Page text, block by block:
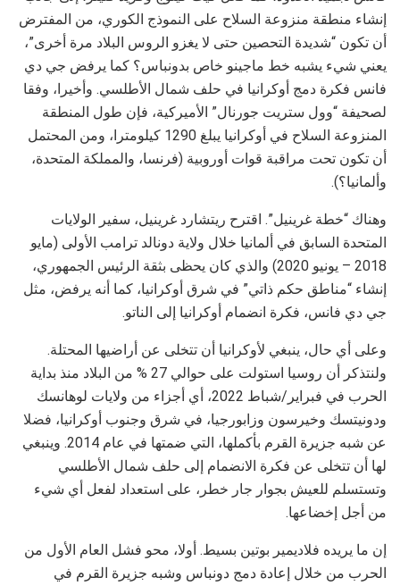
إنشاء منطقة منزوعة السلاح على النموذج الكوري، من المفترض
أن تكون “شديدة التحصين حتى لا يغزو الروس البلاد مرة أخرى”،
يعني شيء يشبه خط ماجينو خاص بدونباس؟ كما يرفض جي دي
فانس فكرة دمج أوكرانيا في حلف شمال الأطلسي. وأخيرا، وفقا
لصحيفة “وول ستريت جورنال” الأميركية، فإن طول المنطقة
المنزوعة السلاح في أوكرانيا يبلغ 1290 كيلومترا، ومن المحتمل
أن تكون تحت مراقبة قوات أوروبية (فرنسا، والمملكة المتحدة،
وألمانيا؟).
وهناك “خطة غرينيل”. اقترح ريتشارد غرينيل، سفير الولايات
المتحدة السابق في ألمانيا خلال ولاية دونالد ترامب الأولى (مايو
2018 – يونيو 2020) والذي كان يحظى بثقة الرئيس الجمهوري،
إنشاء “مناطق حكم ذاتي” في شرق أوكرانيا، كما أنه يرفض، مثل
جي دي فانس، فكرة انضمام أوكرانيا إلى الناتو.
وعلى أي حال، ينبغي لأوكرانيا أن تتخلى عن أراضيها المحتلة.
ولنتذكر أن روسيا استولت على حوالي 27 % من البلاد منذ بداية
الحرب في فبراير/شباط 2022، أي أجزاء من ولايات لوهانسك
ودونيتسك وخيرسون وزابورجيا، في شرق وجنوب أوكرانيا، فضلا
عن شبه جزيرة القرم بأكملها، التي ضمتها في عام 2014. وينبغي
لها أن تتخلى عن فكرة الانضمام إلى حلف شمال الأطلسي
وتستسلم للعيش بجوار جار خطر، على استعداد لفعل أي شيء
من أجل إخضاعها.
إن ما يريده فلاديمير بوتين بسيط. أولا، محو فشل العام الأول من
الحرب من خلال إعادة دمج دونباس وشبه جزيرة القرم في